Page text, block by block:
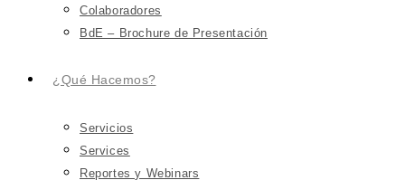
Colaboradores
BdE – Brochure de Presentación
¿Qué Hacemos?
Servicios
Services
Reportes y Webinars